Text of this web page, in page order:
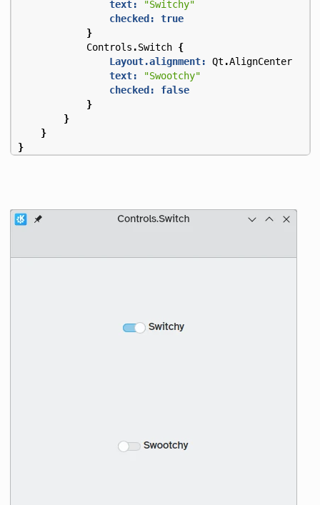
text:
"Switchy"
checked:
true
}
Controls .Switch {
Layout.alignment:
Qt .AlignCenter
text:
"Swootchy"
checked:
false
}
}
}
}